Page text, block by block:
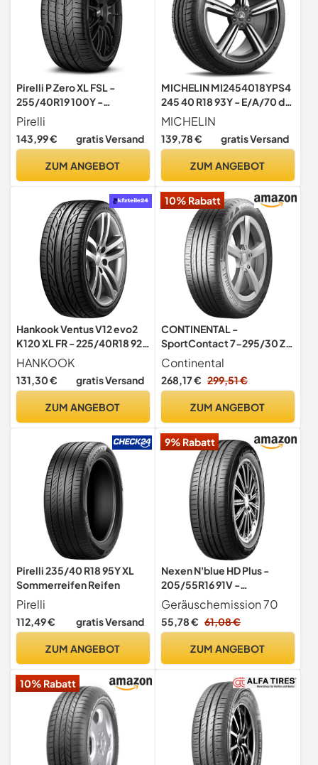
Pirelli P Zero XL FSL -
255/40R19 100Y -
Sommerreifen
Pirelli
143,99 € gratis Versand
ZUM ANGEBOT
MICHELIN MI2454018YPS4
245 40 R18 93Y - E/A/70 dB
- Sommerreifen
MICHELIN
139,78 € gratis Versand
ZUM ANGEBOT
Hankook Ventus V12 evo2
K120 XL FR - 225/40R18 92Y
- Sommerreifen
HANKOOK
131,30 € gratis Versand
ZUM ANGEBOT
10% Rabatt
CONTINENTAL -
SportContact 7-295/30 ZR
20-101Y/C/A/73dB -
Sommerreifen
Continental
268,17 € 299,51 €
ZUM ANGEBOT
Pirelli 235/40 R18 95Y XL
Sommerreifen Reifen
Pirelli
112,49 € gratis Versand
ZUM ANGEBOT
9% Rabatt
Nexen N'blue HD Plus -
205/55R16 91V -
Sommerreifen
Geräuschemission 70
55,78 € 61,08 €
ZUM ANGEBOT
10% Rabatt